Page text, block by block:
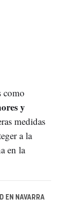
como
y
medidas
a la
en la
EN NAVARRA